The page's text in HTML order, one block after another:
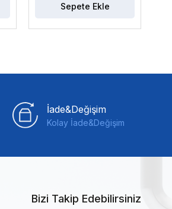
Sepete Ekle
İade&Değişim
Kolay İade&Değişim
Bizi Takip Edebilirsiniz